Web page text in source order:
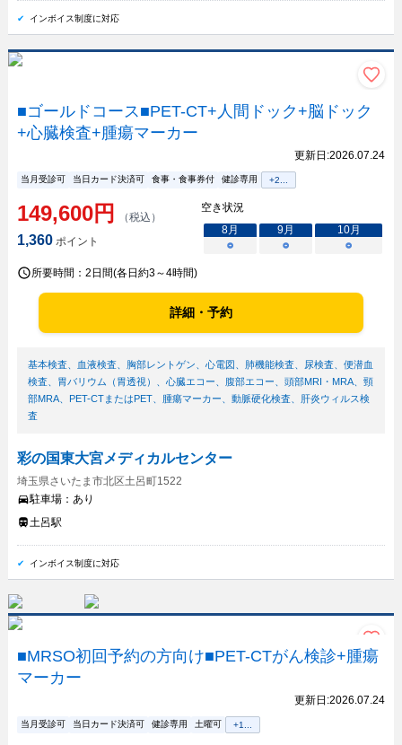
インボイス制度に対応
■ゴールドコース■PET-CT+人間ドック+脳ドック
+心臓検査+腫瘍マーカー
更新日:2026.07.24
当月受診可 当日カード決済可 食事・食事券付 健診専用 +2...
149,600円 （税込）
1,360ポイント
空き状況
8月 9月 10月
○
○ ○
所要時間： 2日間(各日約3～4時間)
詳細・予約
基本検査、 血液検査、 胸部レントゲン、 心電図 、 肺機能検査、 尿検査、 便潜血
検査、 胃バリウム（胃透視） 、 心臓エコー、 腹部エコー、 頭部MRI・MRA、 頸
部MRA、 PET-CTまたはPET、 腫瘍マーカー、 動脈硬化検査、 肝炎ウィルス検
査
彩の国東大宮メディカルセンター
埼玉県さいたま市北区土呂町1522
駐車場： あり
土呂駅
インボイス制度に対応
■MRSO初回予約の方向け■PET-CTがん検診+腫瘍
マーカー
更新日:2026.07.24
当月受診可 当日カード決済可 健診専用 土曜可 +1...